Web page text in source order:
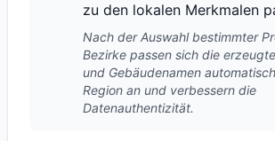
zu den lokalen Merkmalen
Nach der Auswahl bestimmter
Bezirke passen sich die
und Gebäudenamen
Region an und verbessern die
Datenauthentizität.